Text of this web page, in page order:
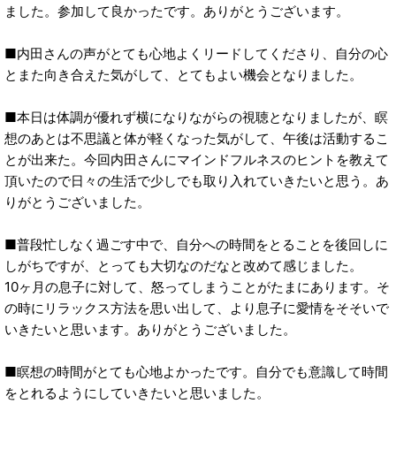
ました。参加して良かったです。ありがとうございます。
■内田さんの声がとても心地よくリードしてくださり、自分の心
とまた向き合えた気がして、とてもよい機会となりました。
■本日は体調が優れず横になりながらの視聴となりましたが、瞑
想のあとは不思議と体が軽くなった気がして、午後は活動するこ
とが出来た。今回内田さんにマインドフルネスのヒントを教えて
頂いたので日々の生活で少しでも取り入れていきたいと思う。あ
りがとうございました。
■普段忙しなく過ごす中で、自分への時間をとることを後回しに
しがちですが、とっても大切なのだなと改めて感じました。
10ヶ月の息子に対して、怒ってしまうことがたまにあります。そ
の時にリラックス方法を思い出して、より息子に愛情をそそいで
いきたいと思います。ありがとうございました。
■瞑想の時間がとても心地よかったです。自分でも意識して時間
をとれるようにしていきたいと思いました。